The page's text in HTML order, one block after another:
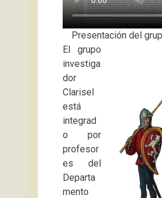
Presentación del
El grupo
investiga
dor
Clarisel
está
integrad
o por
profesor
es del
Departa
mento